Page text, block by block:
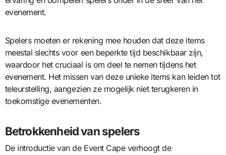
evenement.
Spelers moeten er rekening mee houden dat deze items
meestal slechts voor een beperkte tijd beschikbaar zijn,
waardoor het cruciaal is om deel te nemen tijdens het
evenement. Het missen van deze unieke items kan leiden tot
teleurstelling, aangezien ze mogelijk niet terugkeren in
toekomstige evenementen.
Betrokkenheid van spelers
De introductie van de Event Cape verhoogt de